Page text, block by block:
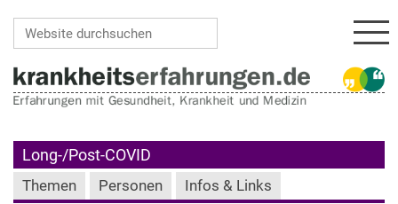
Long-/Post-COVID
Themen Personen Infos & Links